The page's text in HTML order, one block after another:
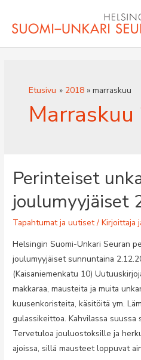
sisältöön
Etusivu 2018 marraskuu
Perinteiset
joulumyyjäiset
Tapahtumat ja uutiset/ Kirjoittaja
Helsingin Suomi-Unkari Seuran
joulumyyjäiset sunnuntaina
(Kaisaniemenkatu 10)
makkaraa, mausteita ja muita
kuusenkoristeita, käsitöitä ym.
gulassikeittoa. Kahvilassa suussa
Tervetuloa jouluostoksille ja
ajoissa, sillä mausteet loppuvat